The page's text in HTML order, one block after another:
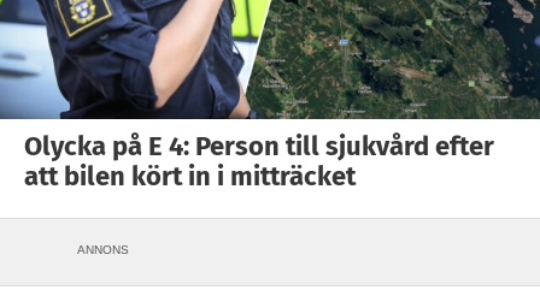
Olycka på E 4: Person till sjukvård efter
att bilen kört in i mitträcket
ANNONS